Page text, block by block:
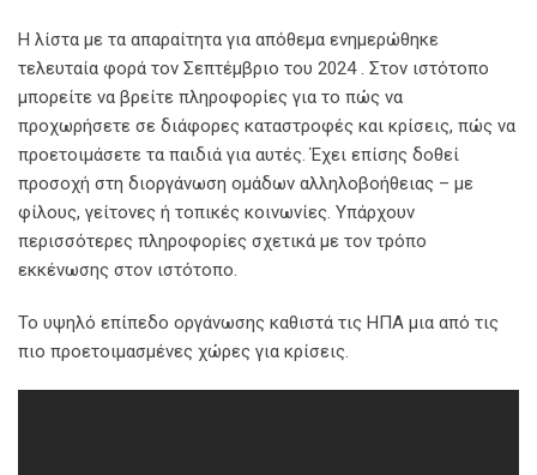
Η λίστα με τα απαραίτητα για απόθεμα ενημερώθηκε
τελευταία φορά τον Σεπτέμβριο του 2024 . Στον ιστότοπο
μπορείτε να βρείτε πληροφορίες για το πώς να
προχωρήσετε σε διάφορες καταστροφές και κρίσεις, πώς να
προετοιμάσετε τα παιδιά για αυτές. Έχει επίσης δοθεί
προσοχή στη διοργάνωση ομάδων αλληλοβοήθειας – με
φίλους, γείτονες ή τοπικές κοινωνίες. Υπάρχουν
περισσότερες πληροφορίες σχετικά με τον τρόπο
εκκένωσης στον ιστότοπο.
Το υψηλό επίπεδο οργάνωσης καθιστά τις ΗΠΑ μια από τις
πιο προετοιμασμένες χώρες για κρίσεις.